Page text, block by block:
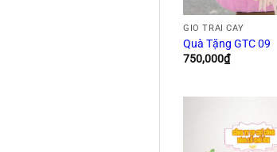
GIỎ TRÁI CÂY
Quà Tặng GTC 09
750,000₫